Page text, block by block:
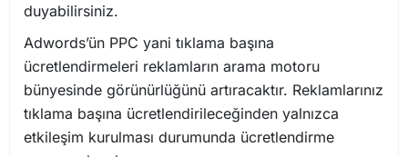
duyabilirsiniz.
Adwords’ün PPC yani tıklama başına
ücretlendirmeleri reklamların arama motoru
bünyesinde görünürlüğünü artıracaktır. Reklamlarınız
tıklama başına ücretlendirileceğinden yalnızca
etkileşim kurulması durumunda ücretlendirme